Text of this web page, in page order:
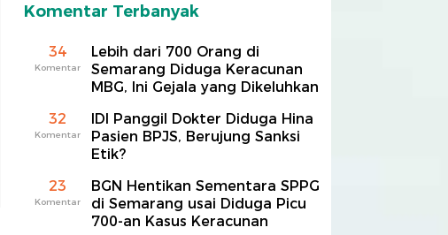
Komentar Terbanyak
34
Komentar
Lebih dari 700 Orang di
Semarang Diduga Keracunan
MBG, Ini Gejala yang Dikeluhkan
32
Komentar
IDI Panggil Dokter Diduga Hina
Pasien BPJS, Berujung Sanksi
Etik?
23
Komentar
BGN Hentikan Sementara SPPG
di Semarang usai Diduga Picu
700-an Kasus Keracunan